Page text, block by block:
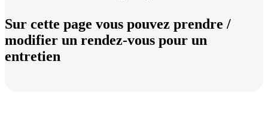
Sur cette page vous pouvez prendre /
modifier un rendez-vous pour un
entretien